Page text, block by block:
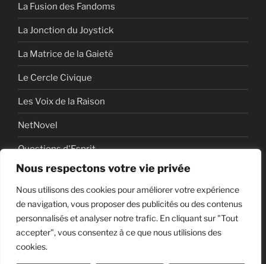
Nous respectons votre vie privée
Nous utilisons des cookies pour améliorer votre expérience
de navigation, vous proposer des publicités ou des contenus
personnalisés et analyser notre trafic. En cliquant sur "Tout
accepter", vous consentez à ce que nous utilisions des
cookies.
La Fusion des Fandoms
La Jonction du Joystick
La Matrice de la Gaieté
Le Cercle Civique
Les Voix de la Raison
NetNovel
Questions d'Esprit
Série
Série vidéo